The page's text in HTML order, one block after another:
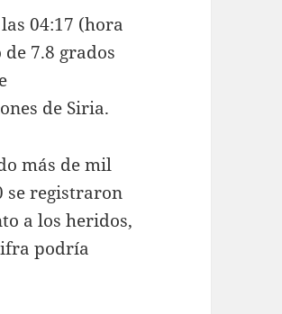
04:17 (hora
7.8 grados
de Siria.
más de mil
se registraron
a los heridos,
podría